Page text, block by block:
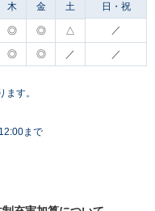
しております。順番が来る頃
くお願いいたします。
木 金 土 日・祝
◎ ◎ △ ／
◎ ◎ ／ ／
す。
まで